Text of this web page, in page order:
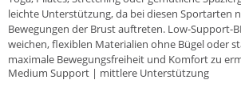
leichte Unterstützung, da bei diesen Sportarten
Bewegungen der Brust auftreten. Low-Support-
weichen, flexiblen Materialien ohne Bügel oder
maximale Bewegungsfreiheit und Komfort zu
Medium Support | mittlere Unterstützung